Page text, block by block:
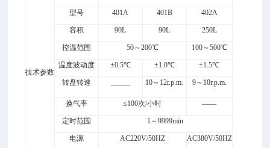
技术参数
型号 401A 401B 402A
容积 90L 90L 250L
控温范围 50～200℃ 100～500℃
温度波动度 ±0.5℃ ±1.0℃ ±1.5℃
转盘转速 —— 10～12r.p.m. 9～10r.p.m.
换气率 ≤100次/小时 ——
定时范围 1～9999min
电源 AC220V/50HZ AC380V/50HZ